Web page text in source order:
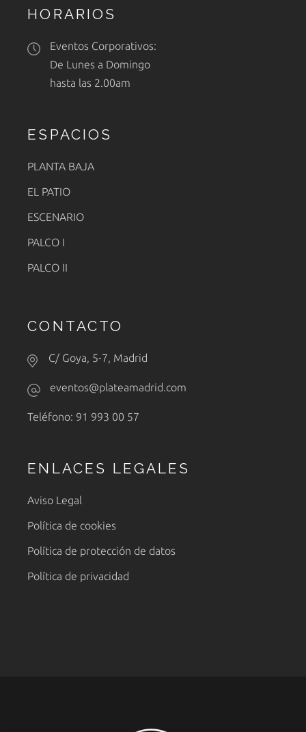
HORARIOS
Eventos Corporativos:
De Lunes a Domingo
hasta las 2.00am
ESPACIOS
PLANTA BAJA
EL PATIO
ESCENARIO
PALCO I
PALCO II
CONTACTO
C/ Goya, 5-7, Madrid
eventos@plateamadrid.com
Teléfono: 91 993 00 57
ENLACES LEGALES
Aviso Legal
Política de cookies
Política de protección de datos
Política de privacidad